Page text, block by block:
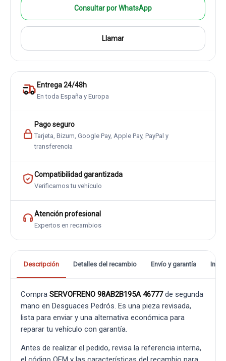
Consultar por WhatsApp
Llamar
Entrega 24/48h
En toda España y Europa
Pago seguro
Tarjeta, Bizum, Google Pay, Apple Pay, PayPal y
transferencia
Compatibilidad garantizada
Verificamos tu vehículo
Atención profesional
Expertos en recambios
Descripción Detalles del recambio Envío y garantía
Compra SERVOFRENO 98AB2B195A 46777de segunda
mano en Desguaces Pedrós. Es una pieza revisada,
lista para enviar y una alternativa económica para
reparar tu vehículo con garantía.
Antes de realizar el pedido, revisa la referencia interna,